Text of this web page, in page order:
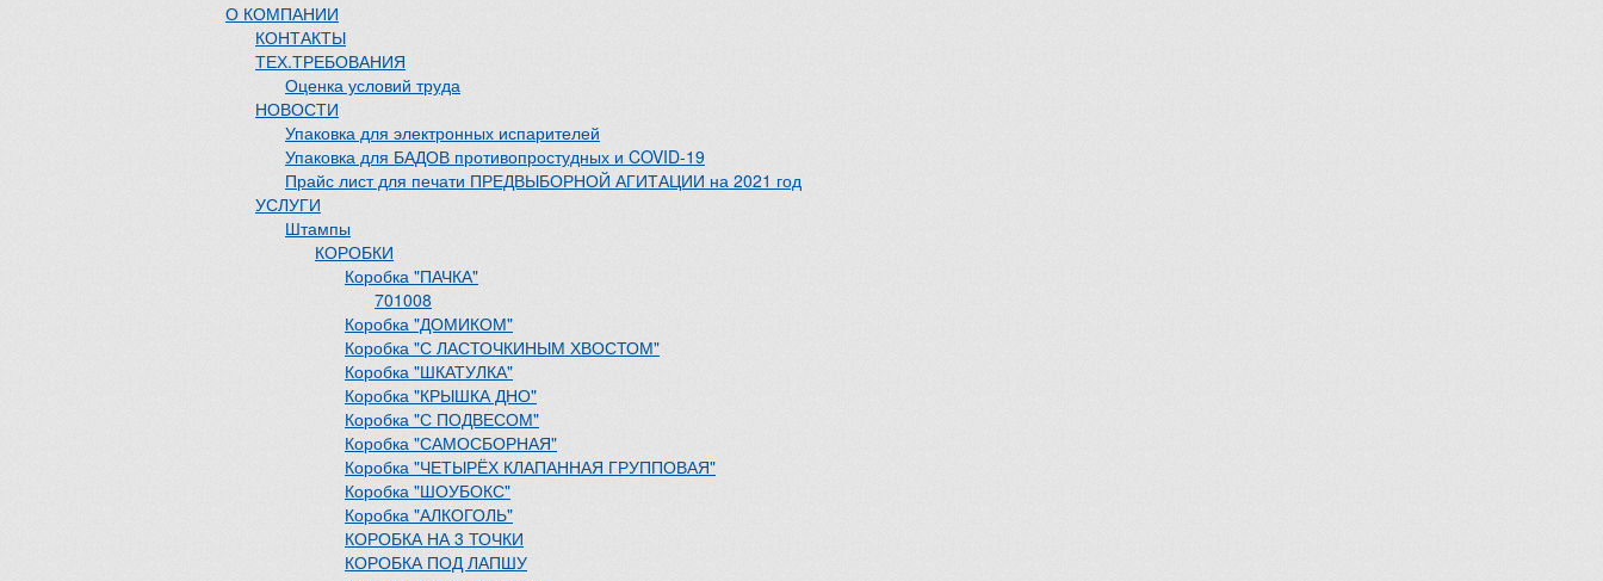
О КОМПАНИИ
КОНТАКТЫ
ТЕХ.ТРЕБОВАНИЯ
Оценка условий труда
НОВОСТИ
Упаковка для электронных испарителей
Упаковка для БАДОВ противопростудных и COVID-19
Прайс лист для печати ПРЕДВЫБОРНОЙ АГИТАЦИИ на 2021 год
УСЛУГИ
Штампы
КОРОБКИ
Коробка "ПАЧКА"
701008
Коробка "ДОМИКОМ"
Коробка "С ЛАСТОЧКИНЫМ ХВОСТОМ"
Коробка "ШКАТУЛКА"
Коробка "КРЫШКА ДНО"
Коробка "С ПОДВЕСОМ"
Коробка "САМОСБОРНАЯ"
Коробка "ЧЕТЫРЁХ КЛАПАННАЯ ГРУППОВАЯ"
Коробка "ШОУБОКС"
Коробка "АЛКОГОЛЬ"
КОРОБКА НА 3 ТОЧКИ
КОРОБКА ПОД ЛАПШУ